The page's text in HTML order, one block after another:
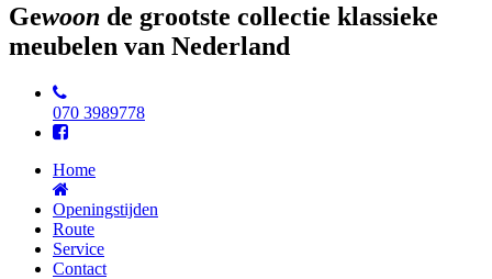
Gewoon de grootste collectie klassieke
meubelen van Nederland
070 3989778
Home
Openingstijden
Route
Service
Contact